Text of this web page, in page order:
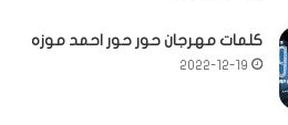
كلمات مهرجان حور حور احمد موزه
2022-12-19